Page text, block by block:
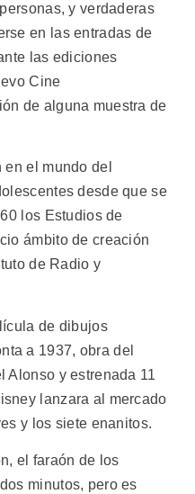
y verdaderas
en las entradas de
las ediciones
Cine
de alguna muestra de
el mundo del
desde que se
los Estudios de
ámbito de creación
de Radio y
de dibujos
a 1937, obra del
Alonso y estrenada 11
lanzara al mercado
y los siete enanitos.
el faraón de los
minutos, pero es